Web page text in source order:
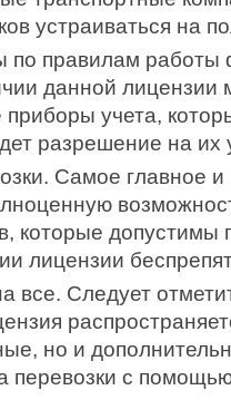
устраиваться на
по правилам работы
данной лицензии
приборы учета,
разрешение на их
Самое главное и
которые
лицензии
все. Следует
но и
перевозки с